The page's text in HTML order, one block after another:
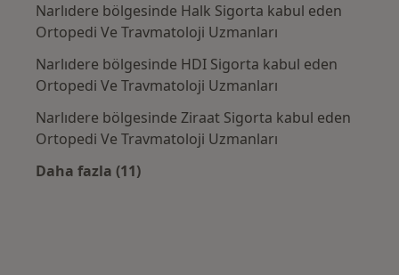
Narlıdere bölgesinde Halk Sigorta kabul eden
Ortopedi Ve Travmatoloji Uzmanları
Narlıdere bölgesinde HDI Sigorta kabul eden
Ortopedi Ve Travmatoloji Uzmanları
Narlıdere bölgesinde Ziraat Sigorta kabul eden
Ortopedi Ve Travmatoloji Uzmanları
Daha fazla (11)